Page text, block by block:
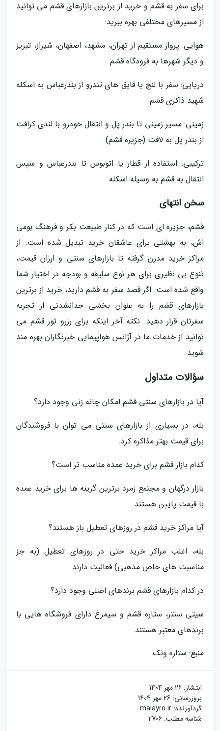
برای سفر به قشم و خرید از برترین بازارهای قشم می توانید
از مسیرهای مختلفی بهره ببرید:
هوایی: پرواز مستقیم از تهران، مشهد، اصفهان، شیراز، تبریز
و دیگر شهرها به فرودگاه قشم
دریایی: سفر با لنج یا قایق های تندرو از بندرعباس به اسکله
شهید ذاکری قشم
زمینی: مسیر زمینی تا بندر پل و انتقال خودرو با لندی کرافت
از بندر پل به لافت (جزیره قشم)
ترکیبی: استفاده از قطار یا اتوبوس تا بندرعباس و سپس
انتقال به قشم به وسیله اسکله
سخن انتهای
قشم، جزیره ای است که در کنار طبیعت بکر و فرهنگ بومی
اش، به بهشتی برای عاشقان خرید تبدیل شده است. از
مراکز خرید مدرن گرفته تا بازارهای سنتی و ارزان قیمت،
تنوع بی نظیری برای هر نوع سلیقه و بودجه در اختیار شما
واقع شده است. اگر قصد سفر به قشم دارید، خرید از برترین
بازارهای قشم را به عنوان بخشی جدانشدنی از تجربه
سفرتان قرار دهید. نکته آخر اینکه برای رزرو تور قشم می
توانید از خدمات ما در آژانس هواپیمایی خبرنگاران بهره مند
شوید.
سؤالات متداول
آیا در بازارهای سنتی قشم امکان چانه زنی وجود دارد؟
بله، در بسیاری از بازارهای سنتی می توان با فروشندگان
برای قیمت بهتر مذاکره کرد.
کدام بازار قشم برای خرید عمده مناسب تر است؟
بازار درگهان و مجتمع زمرد برترین گزینه ها برای خرید عمده
با قیمت پایین هستند.
آیا مراکز خرید قشم در روزهای تعطیل باز هستند؟
بله، اغلب مراکز خرید حتی در روزهای تعطیل (به جز
مناسبت های خاص مذهبی) فعالیت دارند.
در کدام بازارهای قشم برندهای اصلی وجود دارد؟
سیتی سنتر، ستاره قشم و سیمرغ دارای فروشگاه هایی با
برندهای معتبر هستند.
منبع: ستاره ونک
انتشار: 26 مهر 1404
بروزرسانی: 26 مهر 1404
گردآورنده: malayro.ir
شناسه مطلب: 2706